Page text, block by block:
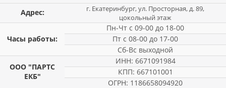
Адрес:
г. Екатеринбург, ул. Просторная, д. 89,
цокольный этаж
Часы работы:
Пн-Чт с 09-00 до 18-00
Пт с 08-00 до 17-00
Сб-Вс выходной
ООО "ПАРТС
ЕКБ"
ИНН: 6671091984
КПП: 667101001
ОГРН: 1186658094920